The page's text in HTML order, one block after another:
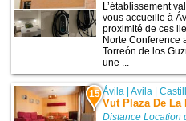
L’établissement
vous accueille à
proximité de ces
Norte Conference
Torreón de los
une ...
15 Ávila |Avila |
Vut Plaza De La
Distance Location